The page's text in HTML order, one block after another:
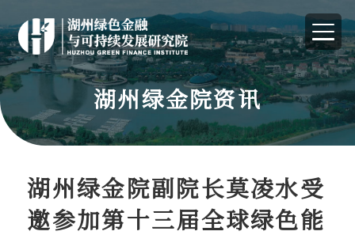
湖州绿金院资讯
湖州绿金院副院长莫凌水受
邀参加第十三届全球绿色能